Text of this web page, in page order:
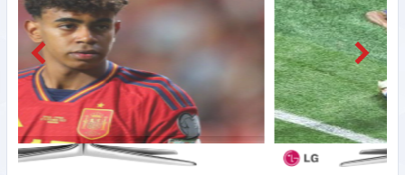
خبرورزشی اسطوره‌های پرسپولیس و استقلال در خارج از ایران به هم رسیدند +عکس
خبرورزشی اتفاق تلخ برای خرید جدید نساجی؛ فصل از دست رفت؟
مشرق نیوز تلاش پزشکان استقلال برای رساندن چشمی به هفته اول لیگ برتر